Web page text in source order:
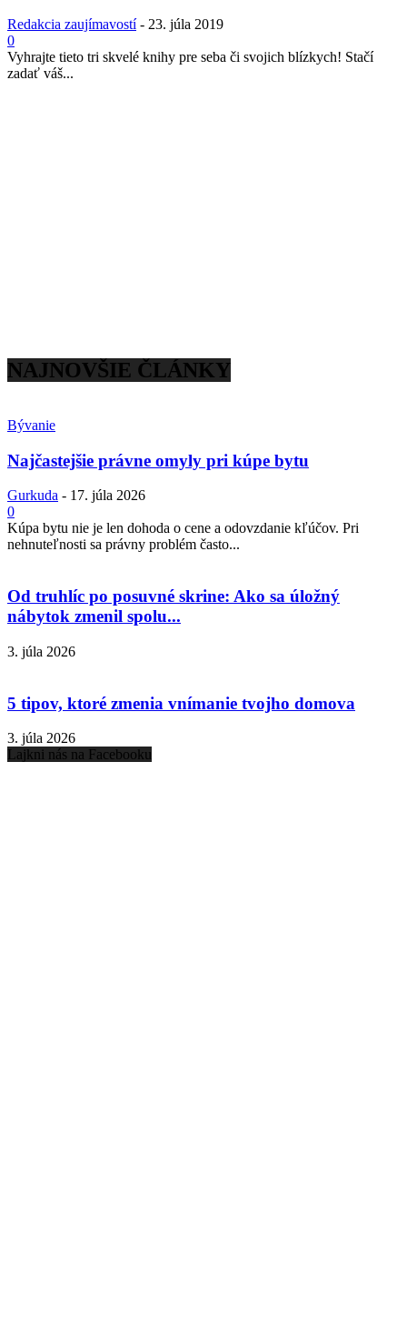
Redakcia zaujímavostí - 23. júla 2019
0
Vyhrajte tieto tri skvelé knihy pre seba či svojich blízkych! Stačí
zadať váš...
NAJNOVŠIE ČLÁNKY
Bývanie
Najčastejšie právne omyly pri kúpe bytu
Gurkuda - 17. júla 2026
0
Kúpa bytu nie je len dohoda o cene a odovzdanie kľúčov. Pri
nehnuteľnosti sa právny problém často...
Od truhlíc po posuvné skrine: Ako sa úložný
nábytok zmenil spolu...
3. júla 2026
5 tipov, ktoré zmenia vnímanie tvojho domova
3. júla 2026
Lajkni nás na Facebooku